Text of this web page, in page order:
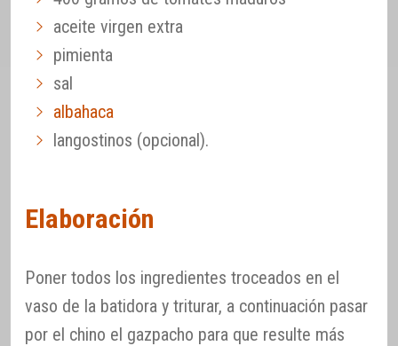
aceite virgen extra
pimienta
sal
albahaca
langostinos (opcional).
Elaboración
Poner todos los ingredientes troceados en el
vaso de la batidora y triturar, a continuación pasar
por el chino el gazpacho para que resulte más